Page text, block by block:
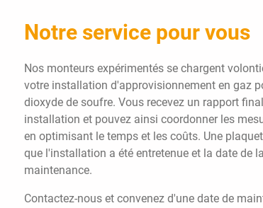
Notre service pour vous
Nos monteurs expérimentés se chargent
votre installation d'approvisionnement en gaz
dioxyde de soufre. Vous recevez un rapport
installation et pouvez ainsi coordonner les
en optimisant le temps et les coûts. Une
que l'installation a été entretenue et la date de
maintenance.
Contactez-nous et convenez d'une date de